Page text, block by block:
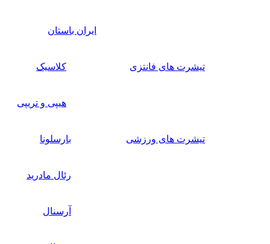
ایران باستان
تیشرت های فانتزی کلاسیک
هیپی و تریپی
تیشرت های ورزشی بارسلونا
رئال مادرید
آرسنال